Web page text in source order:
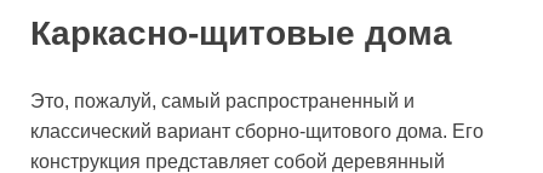
Каркасно-щитовые дома
Это, пожалуй, самый распространенный и
классический вариант сборно-щитового дома. Его
конструкция представляет собой деревянный